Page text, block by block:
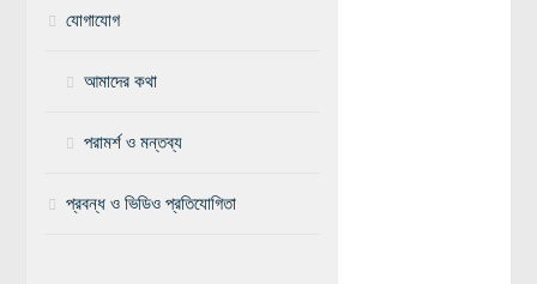
টাইমলাইন
যোগাযোগ
আমাদের কথা
পরামর্শ ও মন্তব্য
প্রবন্ধ ও ভিডিও প্রতিযোগিতা